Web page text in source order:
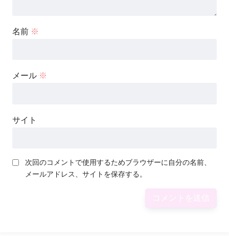
名前 ※
メール ※
サイト
次回のコメントで使用するためブラウザーに自分の名前、
メールアドレス、サイトを保存する。